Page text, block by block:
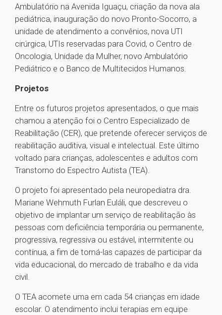
Ambulatório na Avenida Iguaçu, criação da nova ala
pediátrica, inauguração do novo Pronto-Socorro, a
unidade de atendimento a convênios, nova UTI
cirúrgica, UTIs reservadas para Covid, o Centro de
Oncologia, Unidade da Mulher, novo Ambulatório
Pediátrico e o Banco de Multitecidos Humanos.
Projetos
Entre os futuros projetos apresentados, o que mais
chamou a atenção foi o Centro Especializado de
Reabilitação (CER), que pretende oferecer serviços de
reabilitação auditiva, visual e intelectual. Este último
voltado para crianças, adolescentes e adultos com
Transtorno do Espectro Autista (TEA).
O projeto foi apresentado pela neuropediatra dra.
Mariane Wehmuth Furlan Euláli, que descreveu o
objetivo de implantar um serviço de reabilitação às
pessoas com deficiência temporária ou permanente,
progressiva, regressiva ou estável, intermitente ou
contínua, a fim de torná-las capazes de participar da
vida educacional, do mercado de trabalho e da vida
civil.
O TEA acomete uma em cada 54 crianças em idade
escolar. O atendimento inclui terapias em equipe